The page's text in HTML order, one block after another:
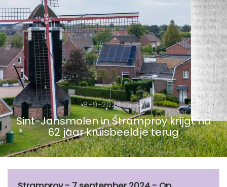
8-9-2024 15:38
Sint-Jansmolen in Stramproy krijgt na
62 jaar kruisbeeldje terug